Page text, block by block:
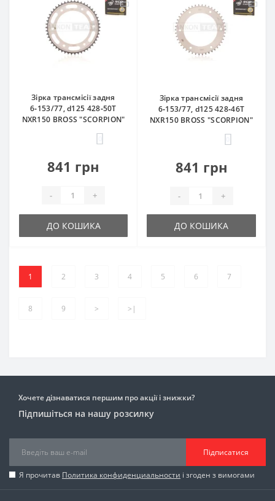
Зірка трансмісії задня
6‑153/77, d125 428‑50T
NXR150 BROSS "SCORPION"
841 грн
- +
ДО КОШИКА
Зірка трансмісії задня
6‑153/77, d125 428‑46T
NXR150 BROSS "SCORPION"
841 грн
- +
ДО КОШИКА
1 2 3 4 5 6 7
8 9 > >|
Хочете дізнаватися першим про акції і знижки?
Підпишіться на нашу розсилку
Підписатися
Я прочитав Политика конфиденциальности і згоден з вимогами